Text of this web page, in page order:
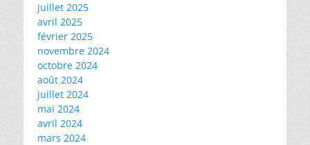
juillet 2025
avril 2025
février 2025
novembre 2024
octobre 2024
août 2024
juillet 2024
mai 2024
avril 2024
mars 2024